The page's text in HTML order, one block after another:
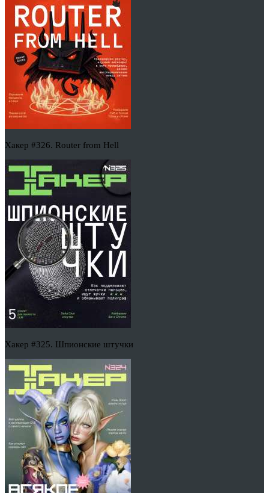
Хакер #326. Router from Hell
Хакер #325. Шпионские штучки